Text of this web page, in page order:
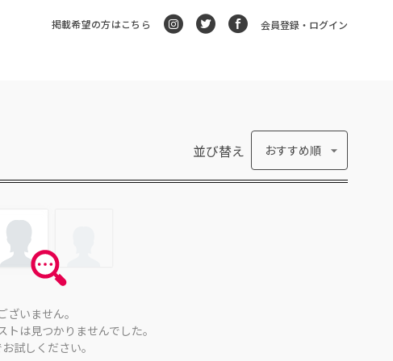
掲載希望の方はこちら 会員登録・ログイン
並び替え おすすめ順
ざいません。
は見つかりませんでした。
試しください。